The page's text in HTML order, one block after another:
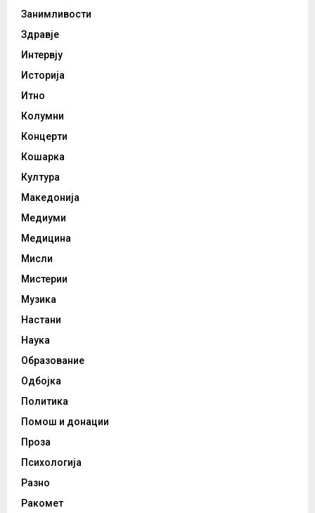
Занимливости
Здравје
Интервју
Историја
Итно
Колумни
Концерти
Кошарка
Култура
Македонија
Медиуми
Медицина
Мисли
Мистерии
Музика
Настани
Наука
Образование
Одбојка
Политика
Помош и донации
Проза
Психологија
Разно
Ракомет